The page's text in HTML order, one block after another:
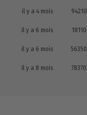
il y a 4 mois 94210
il y a 6 mois 18110
il y a 6 mois 56350
il y a 8 mois 78370